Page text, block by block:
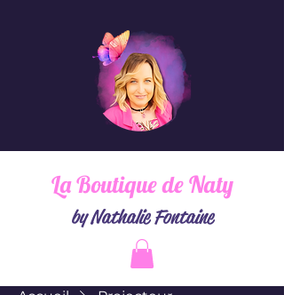
La Boutique de Naty
by Nathalie Fontaine